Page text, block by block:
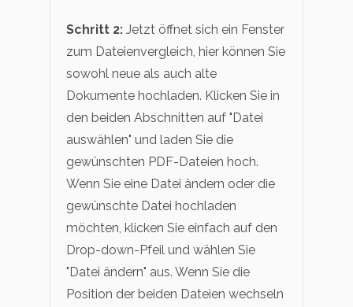
Schritt 2: Jetzt öffnet sich ein Fenster
zum Dateienvergleich, hier können Sie
sowohl neue als auch alte
Dokumente hochladen. Klicken Sie in
den beiden Abschnitten auf "Datei
auswählen" und laden Sie die
gewünschten PDF-Dateien hoch.
Wenn Sie eine Datei ändern oder die
gewünschte Datei hochladen
möchten, klicken Sie einfach auf den
Drop-down-Pfeil und wählen Sie
"Datei ändern" aus. Wenn Sie die
Position der beiden Dateien wechseln